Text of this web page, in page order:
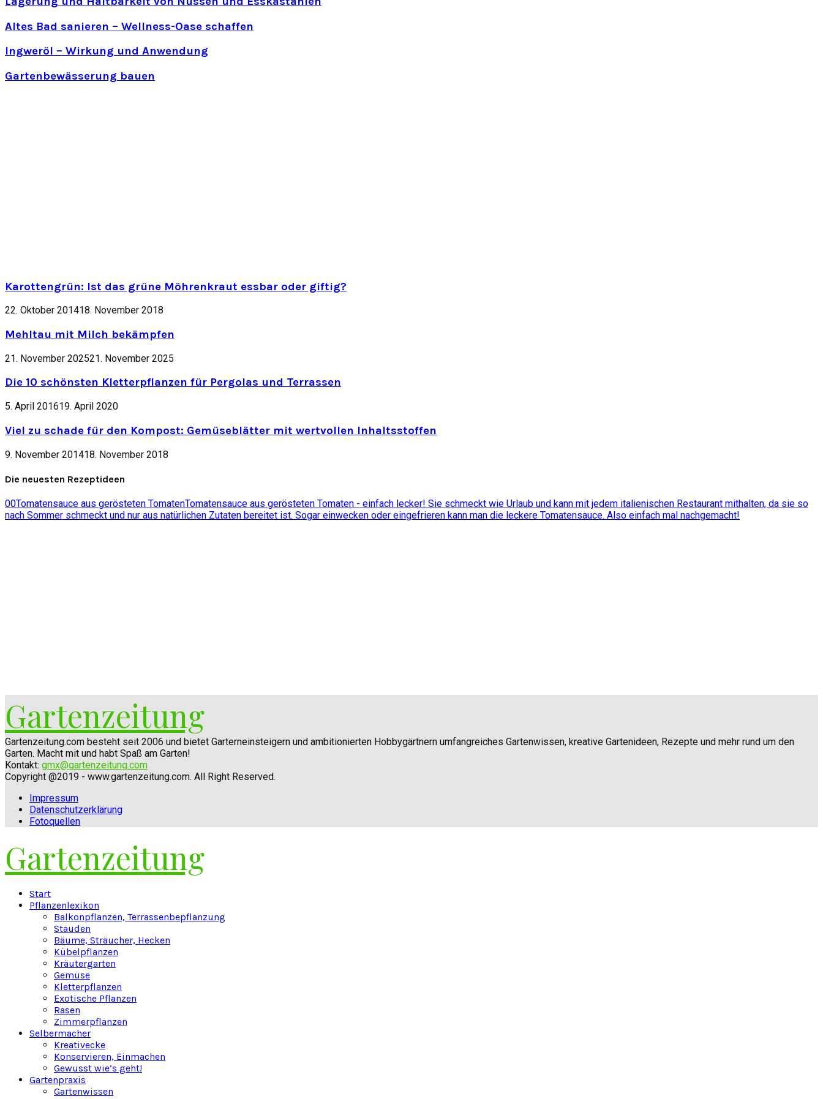
Altes Bad sanieren – Wellness-Oase schaffen
Ingweröl – Wirkung und Anwendung
Gartenbewässerung bauen
Karottengrün: Ist das grüne Möhrenkraut essbar oder giftig?
22. Oktober 201418. November 2018
Mehltau mit Milch bekämpfen
21. November 202521. November 2025
Die 10 schönsten Kletterpflanzen für Pergolas und Terrassen
5. April 201619. April 2020
Viel zu schade für den Kompost: Gemüseblätter mit wertvollen Inhaltsstoffen
9. November 201418. November 2018
Die neuesten Rezeptideen
00Tomatensauce aus gerösteten TomatenTomatensauce aus gerösteten Tomaten - einfach lecker! Sie schmeckt wie Urlaub und kann mit jedem italienischen Restaurant mithalten, da sie so
nach Sommer schmeckt und nur aus natürlichen Zutaten bereitet ist. Sogar einwecken oder eingefrieren kann man die leckere Tomatensauce. Also einfach mal nachgemacht!
Gartenzeitung
Gartenzeitung.com besteht seit 2006 und bietet Garterneinsteigern und ambitionierten Hobbygärtnern umfangreiches Gartenwissen, kreative Gartenideen, Rezepte und mehr rund um den
Garten. Macht mit und habt Spaß am Garten!
Kontakt: gmx@gartenzeitung.com
Copyright @2019 - www.gartenzeitung.com. All Right Reserved.
Impressum
Datenschutzerklärung
Fotoquellen
Gartenzeitung
Start
Pflanzenlexikon
Balkonpflanzen, Terrassenbepflanzung
Stauden
Bäume, Sträucher, Hecken
Kübelpflanzen
Kräutergarten
Gemüse
Kletterpflanzen
Exotische Pflanzen
Rasen
Zimmerpflanzen
Selbermacher
Kreativecke
Konservieren, Einmachen
Gewusst wie’s geht!
Gartenpraxis
Gartenwissen